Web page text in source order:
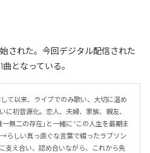
された。今回デジタル配信された
となっている。
て以来、ライブでのみ歌い、大切に温め
に初音源化。恋人、夫婦、家族、親友、
一無二の存在」と一緒に “この人生を最期ま
らしい真っ直ぐな言葉で綴ったラブソン
支え合い、認め合いながら、これから先